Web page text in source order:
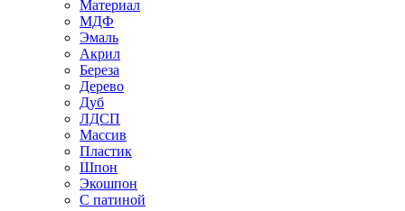
Материал
МДФ
Эмаль
Акрил
Береза
Дерево
Дуб
ЛДСП
Массив
Пластик
Шпон
Экошпон
С патиной